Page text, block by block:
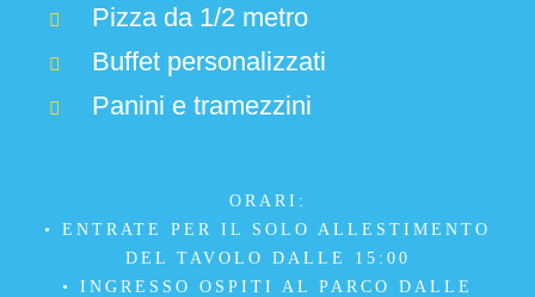
Pizza da 1/2 metro
Buffet personalizzati
Panini e tramezzini
ORARI:
• ENTRATE PER IL SOLO ALLESTIMENTO
DEL TAVOLO DALLE 15:00
• INGRESSO OSPITI AL PARCO DALLE